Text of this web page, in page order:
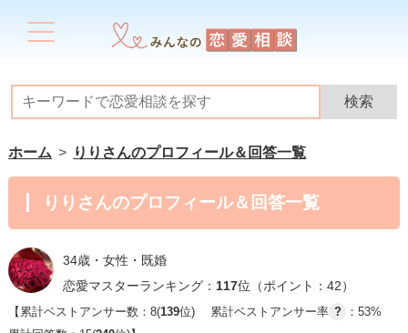
ホーム りりさんのプロフィール＆回答一覧
りりさんのプロフィール＆回答一覧
34歳・女性・既婚
恋愛マスターランキング： 117位（ポイント：42）
【累計ベストアンサー数：8(139位) 累計ベストアンサー率 ?
：53%